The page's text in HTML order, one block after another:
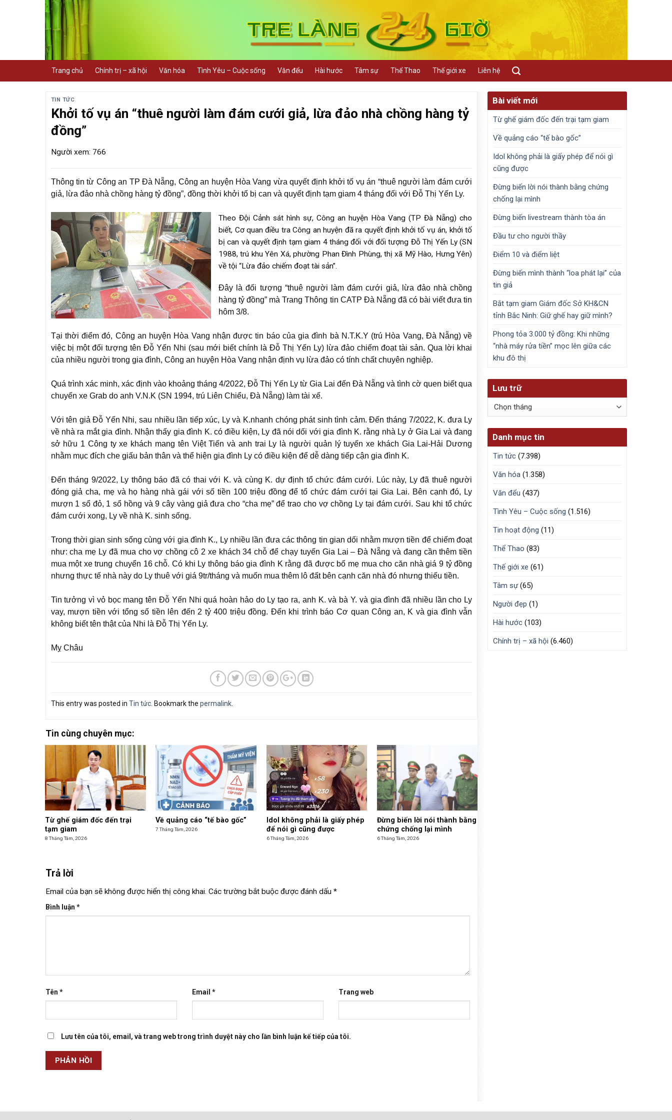
Trang chủ Chính trị – xã hội Văn hóa Tình Yêu – Cuộc sống Văn đểu Hài hước Tâm sự Thể Thao Thế giới xe Liên hệ
TIN TỨC
Khởi tố vụ án “thuê người làm đám cưới giả, lừa đảo nhà chồng hàng tỷ
đồng”
Người xem: 766
Thông tin từ Công an TP Đà Nẵng, Công an huyện Hòa Vang vừa quyết định khởi tố vụ án “thuê người làm đám cưới
giả, lừa đảo nhà chồng hàng tỷ đồng”, đồng thời khởi tố bị can và quyết định tạm giam 4 tháng đối với Đỗ Thị Yến Ly.
Theo Đội Cảnh sát hình sự, Công an huyện Hòa Vang (TP Đà Nẵng) cho
biết, Cơ quan điều tra Công an huyện đã ra quyết định khởi tố vụ án, khởi tố
bị can và quyết định tạm giam 4 tháng đối với đối tượng Đỗ Thị Yến Ly (SN
1988, trú khu Yên Xá, phường Phan Đình Phùng, thị xã Mỹ Hào, Hưng Yên)
về tội “Lừa đảo chiếm đoạt tài sản”.
Đây là đối tượng “thuê người làm đám cưới giả, lừa đảo nhà chồng
hàng tỷ đồng” mà Trang Thông tin CATP Đà Nẵng đã có bài viết đưa tin
hôm 3/8.
Tại thời điểm đó, Công an huyện Hòa Vang nhận được tin báo của gia đình bà N.T.K.Y (trú Hòa Vang, Đà Nẵng) về
việc bị một đối tượng tên Đỗ Yến Nhi (sau mới biết chính là Đỗ Thị Yến Ly) lừa đảo chiếm đoạt tài sản. Qua lời khai
của nhiều người trong gia đình, Công an huyện Hòa Vang nhận định vụ lừa đảo có tính chất chuyên nghiệp.
Quá trình xác minh, xác định vào khoảng tháng 4/2022, Đỗ Thị Yến Ly từ Gia Lai đến Đà Nẵng và tình cờ quen biết qua
chuyến xe Grab do anh V.N.K (SN 1994, trú Liên Chiểu, Đà Nẵng) làm tài xế.
Với tên giả Đỗ Yến Nhi, sau nhiều lần tiếp xúc, Ly và K.nhanh chóng phát sinh tình cảm. Đến tháng 7/2022, K. đưa Ly
về nhà ra mắt gia đình. Nhận thấy gia đình K. có điều kiện, Ly đã nói dối với gia đình K. rằng nhà Ly ở Gia Lai và đang
sở hữu 1 Công ty xe khách mang tên Việt Tiến và anh trai Ly là người quản lý tuyến xe khách Gia Lai-Hải Dương
nhằm mục đích che giấu bản thân và thể hiện gia đình Ly có điều kiện để dễ dàng tiếp cận gia đình K.
Đến tháng 9/2022, Ly thông báo đã có thai với K. và cùng K. dự định tổ chức đám cưới. Lúc này, Ly đã thuê người
đóng giả cha, mẹ và họ hàng nhà gái với số tiền 100 triệu đồng để tổ chức đám cưới tại Gia Lai. Bên cạnh đó, Ly
mượn 1 sổ đỏ, 1 sổ hồng và 9 cây vàng giả đưa cho “cha mẹ” để trao cho vợ chồng Ly tại đám cưới. Sau khi tổ chức
đám cưới xong, Ly về nhà K. sinh sống.
Trong thời gian sinh sống cùng với gia đình K., Ly nhiều lần đưa các thông tin gian dối nhằm mượn tiền để chiếm đoạt
như: cha mẹ Ly đã mua cho vợ chồng cô 2 xe khách 34 chỗ để chạy tuyến Gia Lai – Đà Nẵng và đang cần thêm tiền
mua một xe trung chuyển 16 chỗ. Có khi Ly thông báo gia đình K rằng đã được bố mẹ mua cho căn nhà giá 9 tỷ đồng
nhưng thực tế nhà này do Ly thuê với giá 9tr/tháng và muốn mua thêm lô đất bên cạnh căn nhà đó nhưng thiếu tiền.
Tin tưởng vì vỏ bọc mang tên Đỗ Yến Nhi quá hoàn hảo do Ly tạo ra, anh K. và bà Y. và gia đình đã nhiều lần cho Ly
vay, mượn tiền với tổng số tiền lên đến 2 tỷ 400 triệu đồng. Đến khi trình báo Cơ quan Công an, K và gia đình vẫn
không biết tên thật của Nhi là Đỗ Thị Yến Ly.
Mỵ Châu
This entry was posted in Tin tức. Bookmark the permalink.
Tin cùng chuyên mục:
Từ ghế giám đốc đến trại
tạm giam
8 Tháng Tám, 2026
Về quảng cáo “tế bào gốc”
7 Tháng Tám, 2026
Idol không phải là giấy phép
để nói gì cũng được
6 Tháng Tám, 2026
Đừng biến lời nói thành bằng
chứng chống lại mình
6 Tháng Tám, 2026
Trả lời
Email của bạn sẽ không được hiển thị công khai. Các trường bắt buộc được đánh dấu *
Bình luận *
Tên * Email * Trang web
Lưu tên của tôi, email, và trang web trong trình duyệt này cho lần bình luận kế tiếp của tôi.
Bài viết mới
Từ ghế giám đốc đến trại tạm giam
Về quảng cáo “tế bào gốc”
Idol không phải là giấy phép để nói gì
cũng được
Đừng biến lời nói thành bằng chứng
chống lại mình
Đừng biến livestream thành tòa án
Đầu tư cho người thầy
Điểm 10 và điểm liệt
Đừng biến mình thành “loa phát lại” của
tin giả
Bắt tạm giam Giám đốc Sở KH&CN
tỉnh Bắc Ninh: Giữ ghế hay giữ mình?
Phong tỏa 3.000 tỷ đồng: Khi những
“nhà máy rửa tiền” mọc lên giữa các
khu đô thị
Lưu trữ
Lưu
Danh mục tin
Tin tức (7.398)
Văn hóa (1.358)
Văn đểu (437)
Tình Yêu – Cuộc sống (1.516)
Tin hoạt động (11)
Thể Thao (83)
Thế giới xe (61)
Tâm sự(65)
Người đẹp (1)
Hài hước (103)
Chính trị – xã hội (6.460)